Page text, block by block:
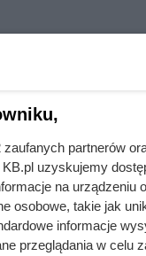
partnerów
uzyskujemy
na urządzeniu
osobowe, takie jak
informacje
przeglądania w celu